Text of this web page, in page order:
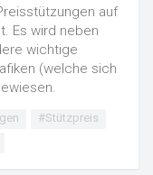
auf
Es wird neben
wichtige
(welche sich
#Stützpreis